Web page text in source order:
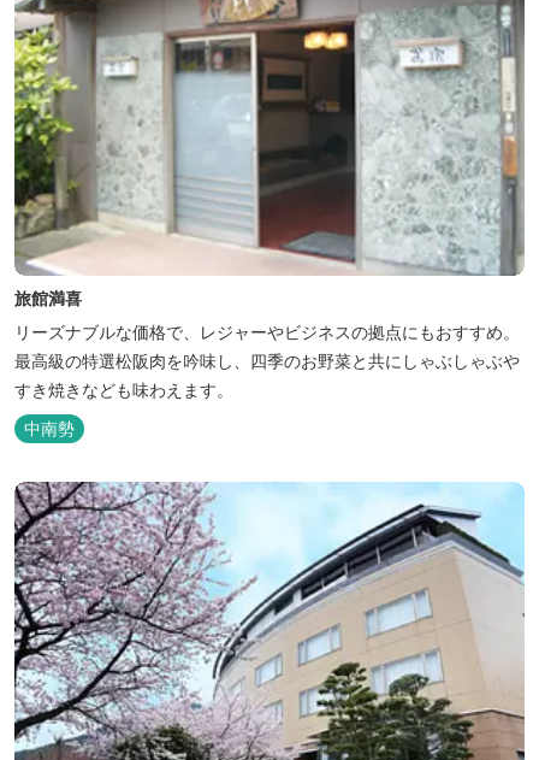
旅館満喜
リーズナブルな価格で、レジャーやビジネスの拠点にもおすすめ。
最高級の特選松阪肉を吟味し、四季のお野菜と共にしゃぶしゃぶや
すき焼きなども味わえます。
中南勢